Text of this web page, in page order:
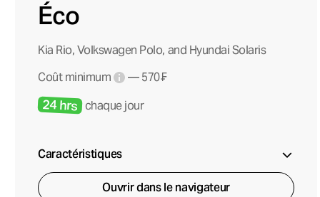
Éco
Kia Rio, Volkswagen Polo, and Hyundai Solaris
Coût minimum
— 570 ₣
24 hrs chaque jour
Caractéristiques
Ouvrir dans le navigateur